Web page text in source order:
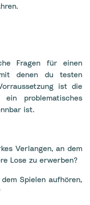
Fragen für einen
denen du testen
ist die
problematisches
ist.
Verlangen, an dem
Lose zu erwerben?
Spielen aufhören,